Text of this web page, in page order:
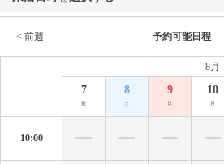
< 前週 予約可能日程
8月
7
金
8
土
9
日
10
月
10:00